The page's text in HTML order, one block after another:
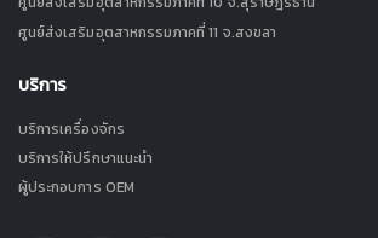
ศูนย์ส่งเสริมอุตสาหกรรมภาคที่ 11 จ.สงขลา
บริการ
บริการเครื่องจักร
บริการให้ปรึกษาแนะนำ
ผู้ประกอบการ OEM